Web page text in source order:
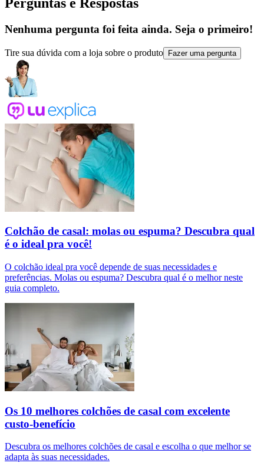
Nenhuma pergunta foi feita ainda. Seja o primeiro!
Tire sua dúvida com a loja sobre o produto Fazer uma pergunta
Colchão de casal: molas ou espuma? Descubra qual
é o ideal pra você!
O colchão ideal pra você depende de suas necessidades e
preferências. Molas ou espuma? Descubra qual é o melhor neste
guia completo.
Os 10 melhores colchões de casal com excelente
custo-benefício
Descubra os melhores colchões de casal e escolha o que melhor se
adapta às suas necessidades.